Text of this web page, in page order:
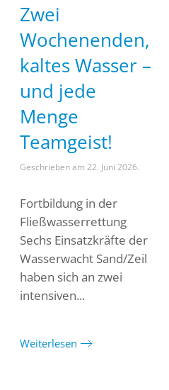
Zwei
Wochenenden,
kaltes Wasser –
und jede
Menge
Teamgeist!
Geschrieben am 22. Juni 2026.
Fortbildung in der
Fließwasserrettung
Sechs Einsatzkräfte der
Wasserwacht Sand/Zeil
haben sich an zwei
intensiven...
Weiterlesen